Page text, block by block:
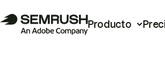
Producto